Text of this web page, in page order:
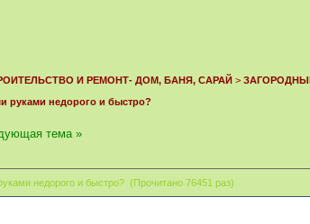
И РЕМОНТ- ДОМ, БАНЯ, САРАЙ >
руками недорого и быстро?
тема »
недорого и быстро? (Прочитано 76451 раз)